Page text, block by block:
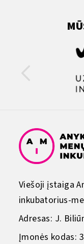
Viešoji įstaiga
inkubatorius-
Adresas: J.
Įmonės kodas: